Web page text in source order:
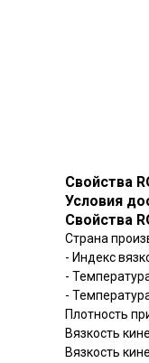
Свойства
Условия
Свойства
Страна
- Индекс
-
-
Плотность
Вязкость
Вязкость